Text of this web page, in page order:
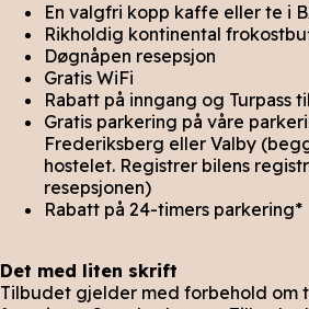
En valgfri kopp kaffe eller te i
Rikholdig kontinental
Døgnåpen resepsjon
Gratis WiFi
Rabatt på inngang og Turpass
Gratis parkering på våre
Frederiksberg eller Valby
hostelet. Registrer bilens
resepsjonen)
Rabatt på 24-timers parkering*
Det med liten skrift
Tilbudet gjelder med forbehold om